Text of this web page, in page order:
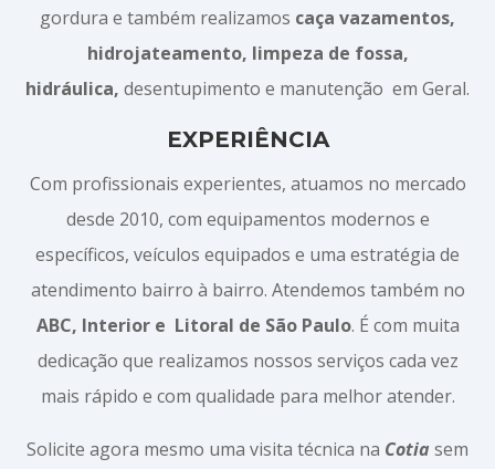
gordura e também realizamos caça vazamentos,
hidrojateamento, limpeza de fossa,
hidráulica, desentupimento e manutenção em Geral.
EXPERIÊNCIA
Com profissionais experientes, atuamos no mercado
desde 2010, com equipamentos modernos e
específicos, veículos equipados e uma estratégia de
atendimento bairro à bairro. Atendemos também no
ABC, Interior e Litoral de São Paulo. É com muita
dedicação que realizamos nossos serviços cada vez
mais rápido e com qualidade para melhor atender.
Solicite agora mesmo uma visita técnica na Cotia sem